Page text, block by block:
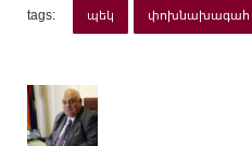
tags: պեկ փոխնախագահ